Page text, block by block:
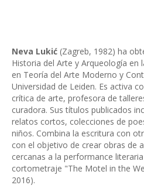
Neva Lukić (Zagreb, 1982) ha
Historia del Arte y Arqueología en
en Teoría del Arte Moderno y
Universidad de Leiden. Es activa
crítica de arte, profesora de
curadora. Sus títulos publicados
relatos cortos, colecciones de
niños. Combina la escritura con
con el objetivo de crear obras de
cercanas a la performance
cortometraje "The Motel in the
2016).